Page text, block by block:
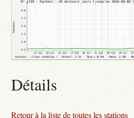
Détails
Retour à la liste de toutes les stations